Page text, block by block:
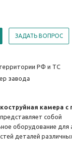
ЗАДАТЬ ВОПРОС
РФ и ТС
завода
камера
представляет собой
оборудование для
деталей